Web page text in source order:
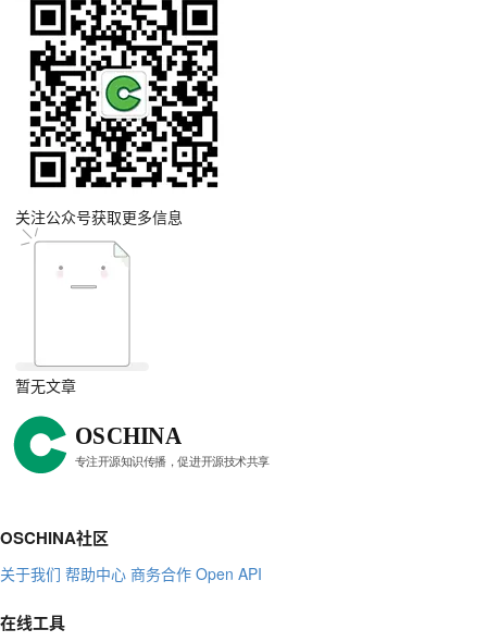
关注公众号获取更多信息
暂无文章
OSCHINA社区
关于我们 帮助中心 商务合作 Open API
在线工具